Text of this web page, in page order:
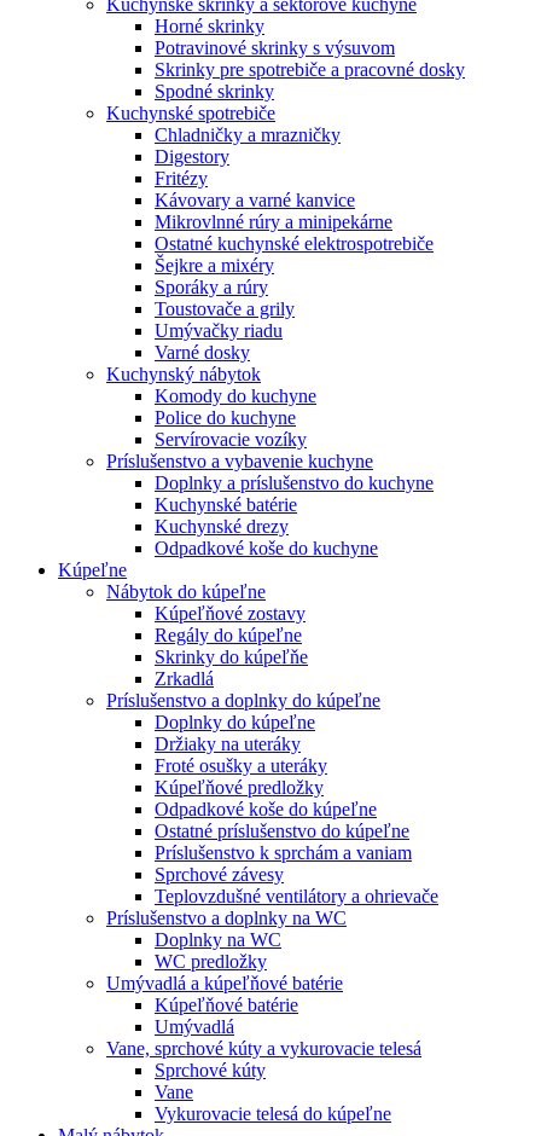
Horné skrinky
Potravinové skrinky s výsuvom
Skrinky pre spotrebiče a pracovné dosky
Spodné skrinky
Kuchynské spotrebiče
Chladničky a mrazničky
Digestory
Fritézy
Kávovary a varné kanvice
Mikrovlnné rúry a minipekárne
Ostatné kuchynské elektrospotrebiče
Šejkre a mixéry
Sporáky a rúry
Toustovače a grily
Umývačky riadu
Varné dosky
Kuchynský nábytok
Komody do kuchyne
Police do kuchyne
Servírovacie vozíky
Príslušenstvo a vybavenie kuchyne
Doplnky a príslušenstvo do kuchyne
Kuchynské batérie
Kuchynské drezy
Odpadkové koše do kuchyne
Kúpeľne
Nábytok do kúpeľne
Kúpeľňové zostavy
Regály do kúpeľne
Skrinky do kúpeľňe
Zrkadlá
Príslušenstvo a doplnky do kúpeľne
Doplnky do kúpeľne
Držiaky na uteráky
Froté osušky a uteráky
Kúpeľňové predložky
Odpadkové koše do kúpeľne
Ostatné príslušenstvo do kúpeľne
Príslušenstvo k sprchám a vaniam
Sprchové závesy
Teplovzdušné ventilátory a ohrievače
Príslušenstvo a doplnky na WC
Doplnky na WC
WC predložky
Umývadlá a kúpeľňové batérie
Kúpeľňové batérie
Umývadlá
Vane, sprchové kúty a vykurovacie telesá
Sprchové kúty
Vane
Vykurovacie telesá do kúpeľne